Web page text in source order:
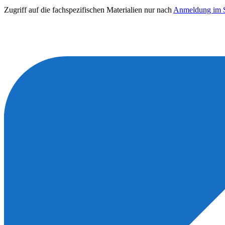
Zugriff auf die fachspezifischen Materialien nur nach Anmeldung im